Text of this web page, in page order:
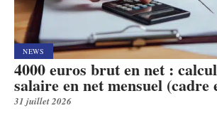
NEWS
4000 euros brut en net :
salaire en net mensuel (cadre
31 juillet 2026